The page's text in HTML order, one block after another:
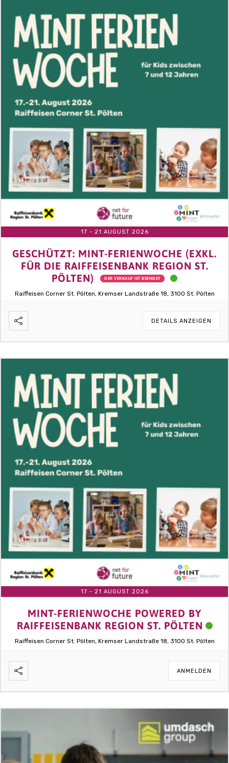
17 - 21 AUGUST 2026
GESCHÜTZT: MINT-FERIENWOCHE (EXKL.
FÜR DIE RAIFFEISENBANK REGION ST.
PÖLTEN)
DER VERKAUF IST BEENDET
Raiffeisen Corner St. Pölten, Kremser Landstraße 18, 3100 St. Pölten
DETAILS ANZEIGEN
17 - 21 AUGUST 2026
MINT-FERIENWOCHE POWERED BY
RAIFFEISENBANK REGION ST. PÖLTEN
Raiffeisen Corner St. Pölten, Kremser Landstraße 18, 3100 St. Pölten
ANMELDEN